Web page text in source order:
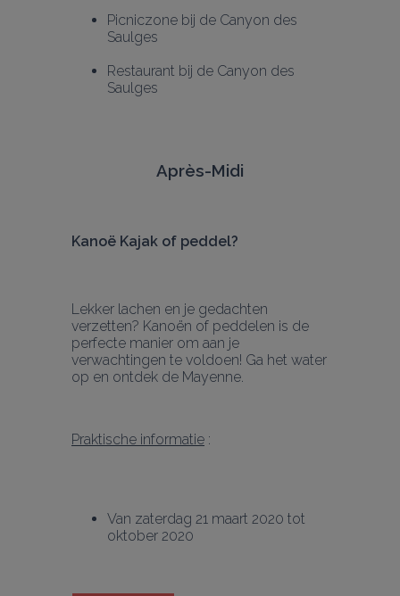
Picniczone bij de Canyon des
Saulges
Restaurant bij de Canyon des
Saulges
Après-Midi
Kanoë Kajak of peddel?
Lekker lachen en je gedachten
verzetten? Kanoën of peddelen is de
perfecte manier om aan je
verwachtingen te voldoen! Ga het water
op en ontdek de Mayenne.
Praktische informatie :
Van zaterdag 21 maart 2020 tot
oktober 2020